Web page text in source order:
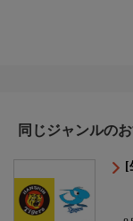
同じジャンルの
[